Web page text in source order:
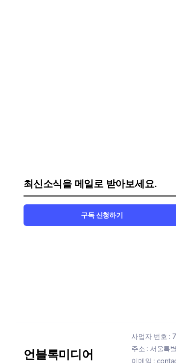
최신소식을 메일로 받아보세요.
구독 신청하기
언블록미디어
사업자 번호 :
주소 : 서울특
이메일 :